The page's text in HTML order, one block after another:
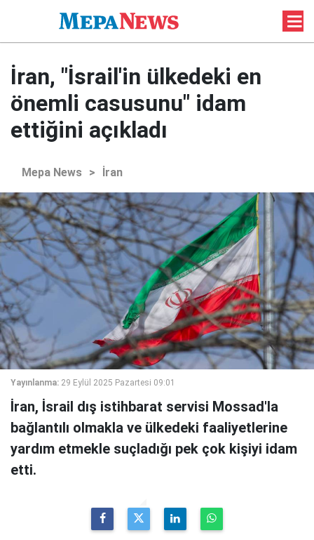
İran, "İsrail'in ülkedeki en
önemli casusunu" idam
ettiğini açıkladı
Mepa News > İran
Yayınlanma: 29 Eylül 2025 Pazartesi 09:01
İran, İsrail dış istihbarat servisi Mossad'la
bağlantılı olmakla ve ülkedeki faaliyetlerine
yardım etmekle suçladığı pek çok kişiyi idam
etti.